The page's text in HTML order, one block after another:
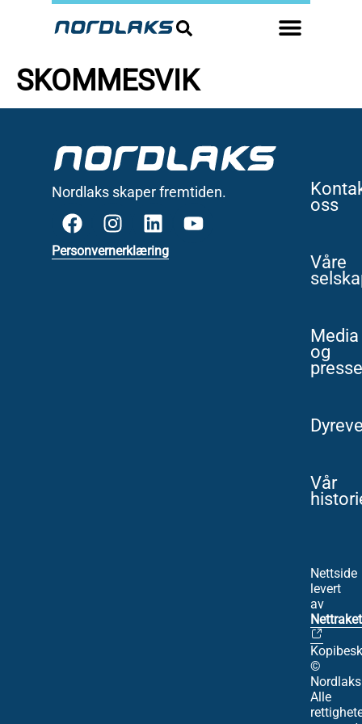
SKOMMESVIK
Nordlaks skaper fremtiden.
Personvernerklæring
oss
Våre
Media
og
presse
Vår
Nettside
levert
av
©
Alle